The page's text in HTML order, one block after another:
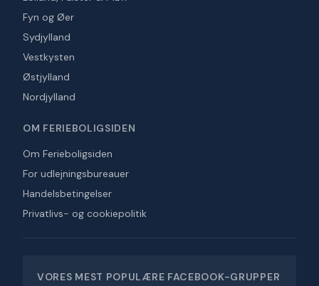
Fyn og Øer
Sydjylland
Vestkysten
Østjylland
Nordjylland
OM FERIEBOLIGSIDEN
Om Ferieboligsiden
For udlejningsbureauer
Handelsbetingelser
Privatlivs- og cookiepolitik
VORES MEST POPULÆRE FACEBOOK-GRUPPER